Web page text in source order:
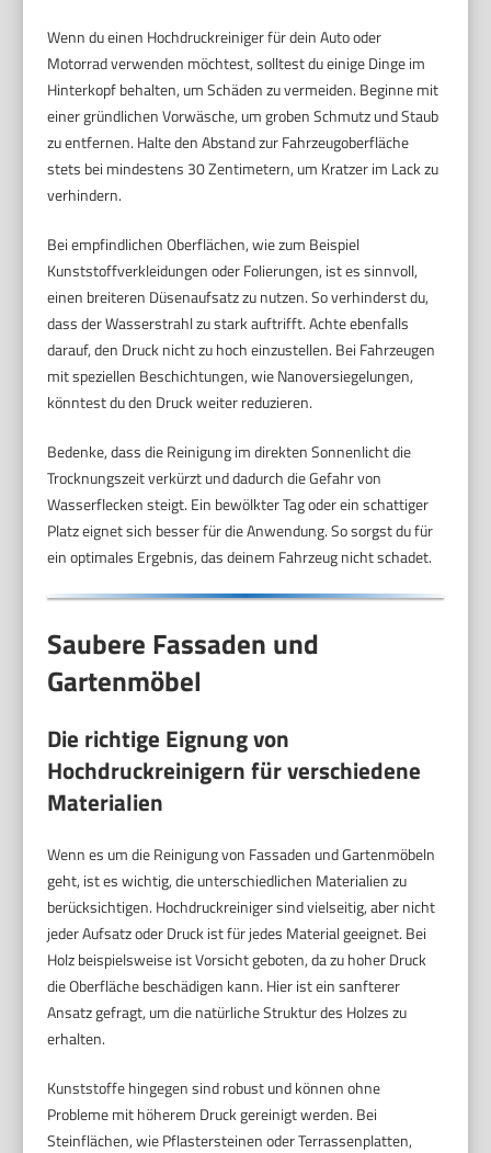
Wenn du einen Hochdruckreiniger für dein Auto oder
Motorrad verwenden möchtest, solltest du einige Dinge im
Hinterkopf behalten, um Schäden zu vermeiden. Beginne mit
einer gründlichen Vorwäsche, um groben Schmutz und Staub
zu entfernen. Halte den Abstand zur Fahrzeugoberfläche
stets bei mindestens 30 Zentimetern, um Kratzer im Lack zu
verhindern.
Bei empfindlichen Oberflächen, wie zum Beispiel
Kunststoffverkleidungen oder Folierungen, ist es sinnvoll,
einen breiteren Düsenaufsatz zu nutzen. So verhinderst du,
dass der Wasserstrahl zu stark auftrifft. Achte ebenfalls
darauf, den Druck nicht zu hoch einzustellen. Bei Fahrzeugen
mit speziellen Beschichtungen, wie Nanoversiegelungen,
könntest du den Druck weiter reduzieren.
Bedenke, dass die Reinigung im direkten Sonnenlicht die
Trocknungszeit verkürzt und dadurch die Gefahr von
Wasserflecken steigt. Ein bewölkter Tag oder ein schattiger
Platz eignet sich besser für die Anwendung. So sorgst du für
ein optimales Ergebnis, das deinem Fahrzeug nicht schadet.
Saubere Fassaden und
Gartenmöbel
Die richtige Eignung von
Hochdruckreinigern für verschiedene
Materialien
Wenn es um die Reinigung von Fassaden und Gartenmöbeln
geht, ist es wichtig, die unterschiedlichen Materialien zu
berücksichtigen. Hochdruckreiniger sind vielseitig, aber nicht
jeder Aufsatz oder Druck ist für jedes Material geeignet. Bei
Holz beispielsweise ist Vorsicht geboten, da zu hoher Druck
die Oberfläche beschädigen kann. Hier ist ein sanfterer
Ansatz gefragt, um die natürliche Struktur des Holzes zu
erhalten.
Kunststoffe hingegen sind robust und können ohne
Probleme mit höherem Druck gereinigt werden. Bei
Steinflächen, wie Pflastersteinen oder Terrassenplatten,